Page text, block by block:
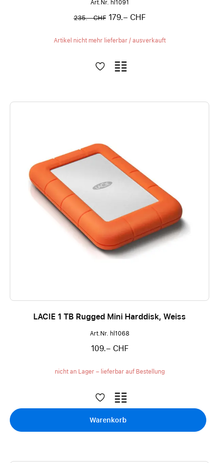
Art.Nr. hl1091
235.– CHF179.– CHF
Artikel nicht mehr lieferbar / ausverkauft
LACIE 1 TB Rugged Mini Harddisk, Weiss
Art.Nr. hl1068
109.– CHF
nicht an Lager – lieferbar auf Bestellung
Warenkorb